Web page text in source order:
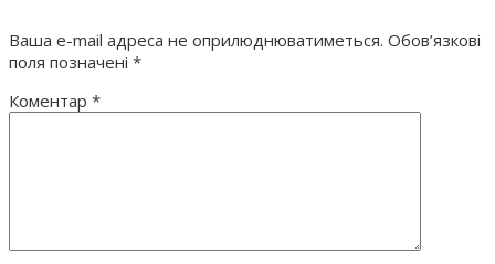
Ваша e-mail адреса не оприлюднюватиметься. Обов’язкові
поля позначені *
Коментар *